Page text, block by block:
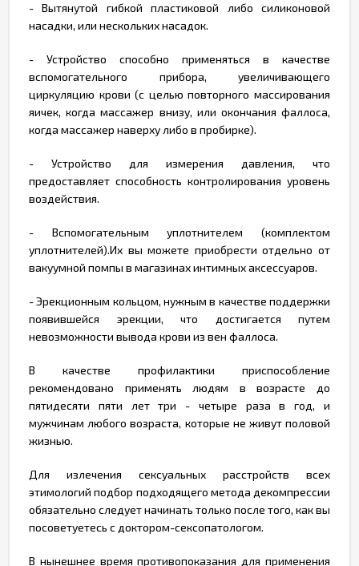
- Вытянутой гибкой пластиковой либо силиконовой
насадки, или нескольких насадок.
- Устройство способно применяться в качестве
вспомогательного прибора, увеличивающего
циркуляцию крови (с целью повторного массирования
яичек, когда массажер внизу, или окончания фаллоса,
когда массажер наверху либо в пробирке).
- Устройство для измерения давления, что
предоставляет способность контролирования уровень
воздействия.
- Вспомогательным уплотнителем (комплектом
уплотнителей).Их вы можете приобрести отдельно от
вакуумной помпы в магазинах интимных аксессуаров.
- Эрекционным кольцом, нужным в качестве поддержки
появившейся эрекции, что достигается путем
невозможности вывода крови из вен фаллоса.
В качестве профилактики приспособление
рекомендовано применять людям в возрасте до
пятидесяти пяти лет три - четыре раза в год, и
мужчинам любого возраста, которые не живут половой
жизнью.
Для излечения сексуальных расстройств всех
этимологий подбор подходящего метода декомпрессии
обязательно следует начинать только после того, как вы
посоветуетесь с доктором-сексопатологом.
В нынешнее время противопоказания для применения